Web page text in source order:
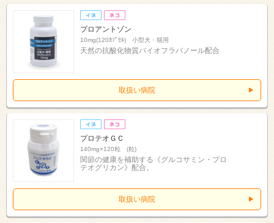
プロアントゾン
10mg(120ｶﾌﾟｾﾙ) 小型犬・猫用
天然の抗酸化物質バイオフラバノール配合
取扱い病院
プロテオＧＣ
140mg×120粒 (粒)
関節の健康を補助する《グルコサミン・プロ
テオグリカン》配合。
取扱い病院